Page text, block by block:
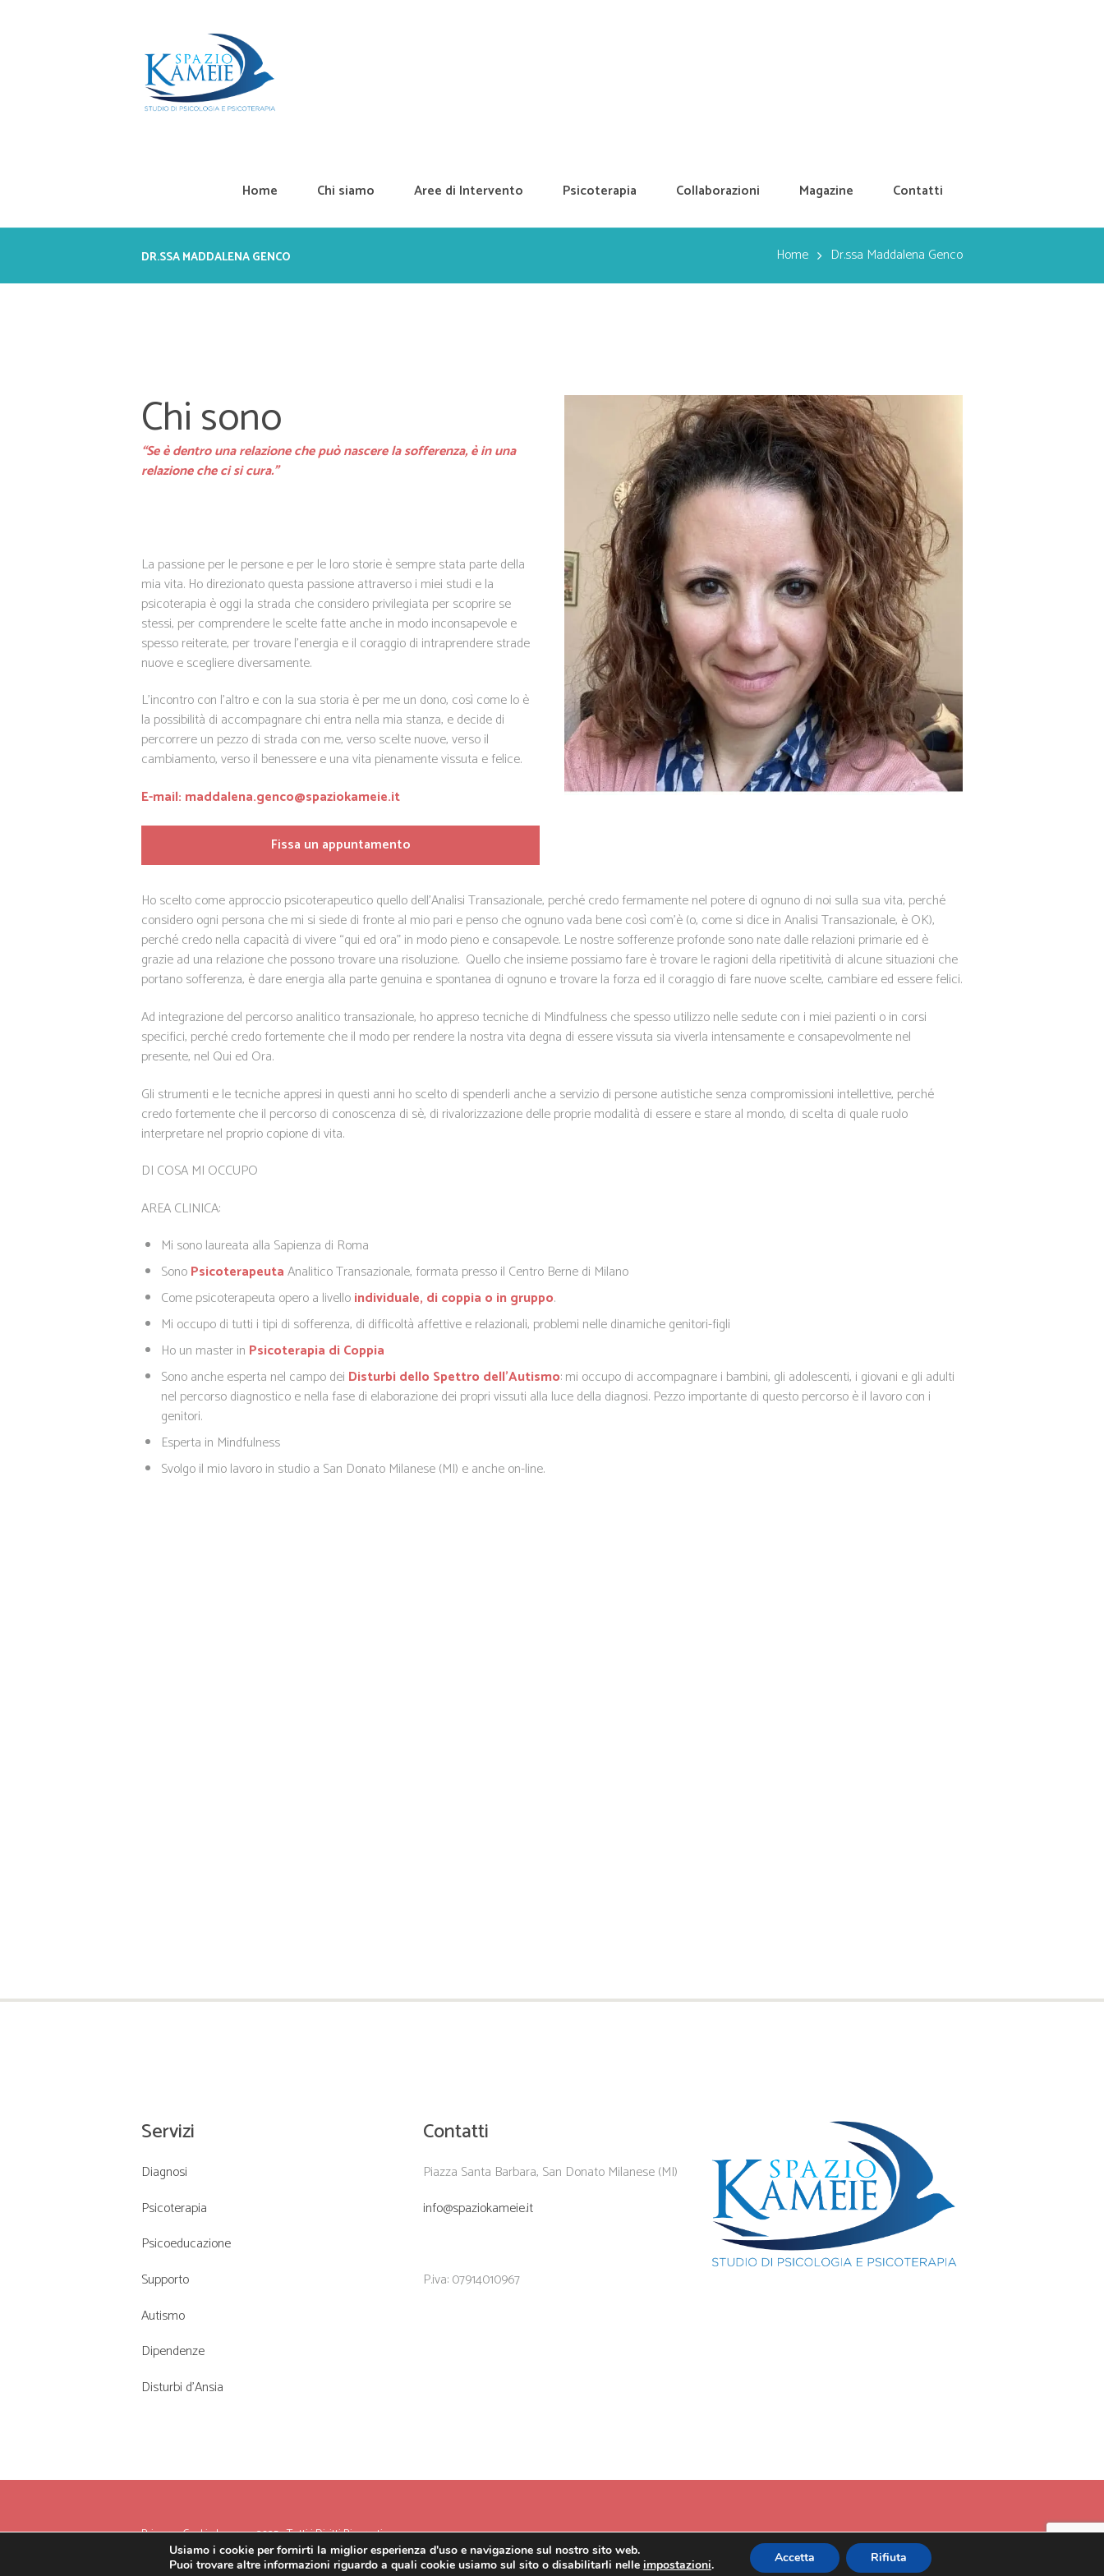
Home Chi siamo Aree di Intervento Psicoterapia Collaborazioni Magazine Contatti
DR.SSA MADDALENA GENCO Home Dr.ssa Maddalena Genco
Chi sono
“Se è dentro una relazione che può nascere la sofferenza, è in una
relazione che ci si cura.”
La passione per le persone e per le loro storie è sempre stata parte della
mia vita. Ho direzionato questa passione attraverso i miei studi e la
psicoterapia è oggi la strada che considero privilegiata per scoprire se
stessi, per comprendere le scelte fatte anche in modo inconsapevole e
spesso reiterate, per trovare l’energia e il coraggio di intraprendere strade
nuove e scegliere diversamente.
L’incontro con l’altro e con la sua storia è per me un dono, così come lo è
la possibilità di accompagnare chi entra nella mia stanza, e decide di
percorrere un pezzo di strada con me, verso scelte nuove, verso il
cambiamento, verso il benessere e una vita pienamente vissuta e felice.
E-mail: maddalena.genco@spaziokameie.it
Fissa un appuntamento
Ho scelto come approccio psicoterapeutico quello dell’Analisi Transazionale, perché credo fermamente nel potere di ognuno di noi sulla sua vita, perché
considero ogni persona che mi si siede di fronte al mio pari e penso che ognuno vada bene così com’è (o, come si dice in Analisi Transazionale, è OK),
perché credo nella capacità di vivere “qui ed ora” in modo pieno e consapevole. Le nostre sofferenze profonde sono nate dalle relazioni primarie ed è
grazie ad una relazione che possono trovare una risoluzione. Quello che insieme possiamo fare è trovare le ragioni della ripetitività di alcune situazioni che
portano sofferenza, è dare energia alla parte genuina e spontanea di ognuno e trovare la forza ed il coraggio di fare nuove scelte, cambiare ed essere felici.
Ad integrazione del percorso analitico transazionale, ho appreso tecniche di Mindfulness che spesso utilizzo nelle sedute con i miei pazienti o in corsi
specifici, perché credo fortemente che il modo per rendere la nostra vita degna di essere vissuta sia viverla intensamente e consapevolmente nel
presente, nel Qui ed Ora.
Gli strumenti e le tecniche appresi in questi anni ho scelto di spenderli anche a servizio di persone autistiche senza compromissioni intellettive, perché
credo fortemente che il percorso di conoscenza di sè, di rivalorizzazione delle proprie modalità di essere e stare al mondo, di scelta di quale ruolo
interpretare nel proprio copione di vita.
DI COSA MI OCCUPO
AREA CLINICA:
Mi sono laureata alla Sapienza di Roma
SonoPsicoterapeutaAnalitico Transazionale, formata presso il Centro Berne di Milano
Come psicoterapeuta opero a livelloindividuale, di coppia o in gruppo.
Mi occupo di tutti i tipi di sofferenza, di difficoltà affettive e relazionali, problemi nelle dinamiche genitori-figli
Ho un master in Psicoterapia di Coppia
Sono anche esperta nel campo dei Disturbi dello Spettro dell’Autismo: mi occupo di accompagnare i bambini, gli adolescenti, i giovani e gli adulti
nel percorso diagnostico e nella fase di elaborazione dei propri vissuti alla luce della diagnosi. Pezzo importante di questo percorso è il lavoro con i
genitori.
Esperta in Mindfulness
Svolgo il mio lavoro in studio a San Donato Milanese (MI) e anche on-line.
Servizi
Diagnosi
Psicoterapia
Psicoeducazione
Supporto
Autismo
Dipendenze
Disturbi d’Ansia
Contatti
Piazza Santa Barbara, San Donato Milanese (MI)
info@spaziokameie.it
P.iva: 07914010967
Privacy-CookieInnovea 2025 - Tutti i Diritti Riservati.
Usiamo i cookie per fornirti la miglior esperienza d'uso e navigazione sul nostro sito web.
Puoi trovare altre informazioni riguardo a quali cookie usiamo sul sito o disabilitarli nelle impostazioni. Accetta Rifiuta